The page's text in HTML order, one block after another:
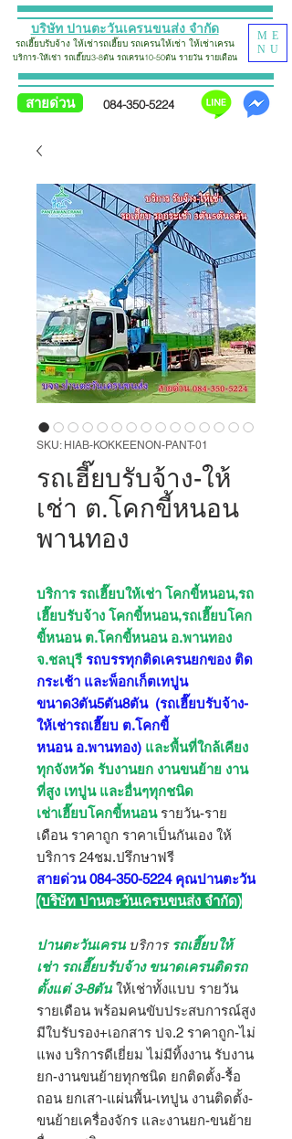
บริษัท ปานตะวันเครนขนส่ง จำกัด
รถเฮี๊ยบรับจ้างให้เช่ารถเฮี๊ยบ รถเครนให้เช่า ให้เช่าเครน
บริการ-ให้เช่า รถเฮี๊ยบ3-8ตัน รถเครน10-50ตัน รายวัน รายเดือน
ME
NU
สายด่วน 084-350-5224
SKU: HIAB-KOKKEENON-PANT-01
รถเฮี๊ยบรับจ้าง-ให้
เช่า ต.โคกขี้หนอน
พานทอง
บริการ รถเฮี๊ยบให้เช่า โคกขี้หนอน,รถ
เฮี๊ยบรับจ้าง โคกขี้หนอน,รถเฮี๊ยบโคก
ขี้หนอน ต.โคกขี้หนอน อ.พานทอง
จ.ชลบุรีรถบรรทุกติดเครนยกของ ติด
กระเช้า และพ็อกเก็ตเทปูน
ขนาด3ตัน5ตัน8ตัน (รถเฮี๊ยบรับจ้าง-
ให้เช่ารถเฮี๊ยบ ต.โคกขี้
หนอน อ.พานทอง) และพื้นที่ใกล้เคียง
ทุกจังหวัด รับงานยก งานขนย้าย งาน
ที่สูง เทปูน และอื่นๆทุกชนิด
เช่าเฮี๊ยบโคกขี้หนอน รายวัน-ราย
เดือน ราคาถูก ราคาเป็นกันเอง ให้
บริการ 24ชม.ปรึกษาฟรี
สายด่วน 084-350-5224 คุณปานตะวัน
(บริษัท ปานตะวันเครนขนส่ง จำกัด)
ปานตะวันเครนบริการ รถเฮี๊ยบให้
เช่า รถเฮี๊ยบรับจ้าง ขนาดเครนติดรถ
ตั้งแต่ 3-8ตัน ให้เช่าทั้งแบบ รายวัน
รายเดือน พร้อมคนขับประสบการณ์สูง
มีใบรับรอง+เอกสาร ปจ.2 ราคาถูก-ไม่
แพง บริการดีเยี่ยม ไม่มีทิ้งงาน รับงาน
ยก-งานขนย้ายทุกชนิด ยกติดตั้ง-รื้อ
ถอน ยกเสา-แผ่นพื้น-เทปูน งานติดตั้ง-
ขนย้ายเครื่องจักร และงานยก-ขนย้าย